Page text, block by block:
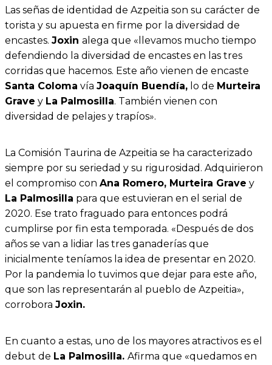
Las señas de identidad de Azpeitia son su carácter de
torista y su apuesta en firme por la diversidad de
encastes. Joxin alega que «llevamos mucho tiempo
defendiendo la diversidad de encastes en las tres
corridas que hacemos. Este año vienen de encaste
Santa Coloma vía Joaquín Buendía, lo de Murteira
Grave y La Palmosilla. También vienen con
diversidad de pelajes y trapíos».
La Comisión Taurina de Azpeitia se ha caracterizado
siempre por su seriedad y su rigurosidad. Adquirieron
el compromiso con Ana Romero, Murteira Grave y
La Palmosilla para que estuvieran en el serial de
2020. Ese trato fraguado para entonces podrá
cumplirse por fin esta temporada. «Después de dos
años se van a lidiar las tres ganaderías que
inicialmente teníamos la idea de presentar en 2020.
Por la pandemia lo tuvimos que dejar para este año,
que son las representarán al pueblo de Azpeitia»,
corrobora Joxin.
En cuanto a estas, uno de los mayores atractivos es el
debut de La Palmosilla. Afirma que «quedamos en